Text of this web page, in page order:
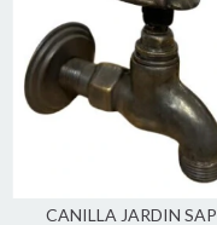
CANILLA JARDIN